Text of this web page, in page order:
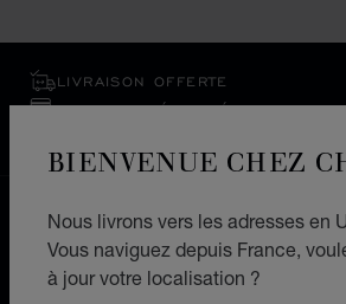
BIENVENUE CHEZ
Nous livrons vers les adresses en
Vous naviguez depuis France,
à jour votre localisation ?
LIVRAISON OFFERTE
PAIEMENT SÉCURISÉ
ACCUEIL LOCALISER UNE
TOUTES LES BOUTIQUES EUROPE
OLTEN